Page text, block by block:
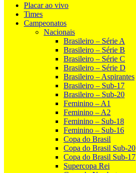
Placar ao vivo
Times
Campeonatos
Nacionais
Brasileiro – Série A
Brasileiro – Série B
Brasileiro – Série C
Brasileiro – Série D
Brasileiro – Aspirantes
Brasileiro – Sub-17
Brasileiro – Sub-20
Feminino – A1
Feminino – A2
Feminino – Sub-18
Feminino – Sub-16
Copa do Brasil
Copa do Brasil Sub-20
Copa do Brasil Sub-17
Supercopa Rei